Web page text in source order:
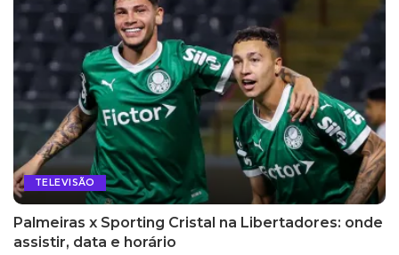
TELEVISÃO
Palmeiras x Sporting Cristal na Libertadores: onde
assistir, data e horário